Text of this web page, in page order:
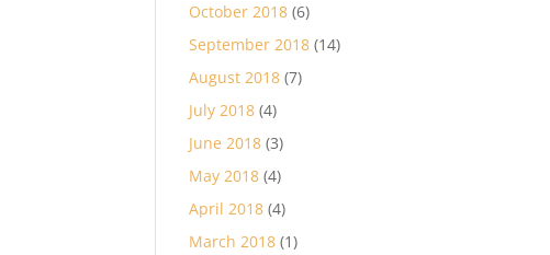
October 2018 (6)
September 2018 (14)
August 2018 (7)
July 2018 (4)
June 2018 (3)
May 2018 (4)
April 2018 (4)
March 2018 (1)